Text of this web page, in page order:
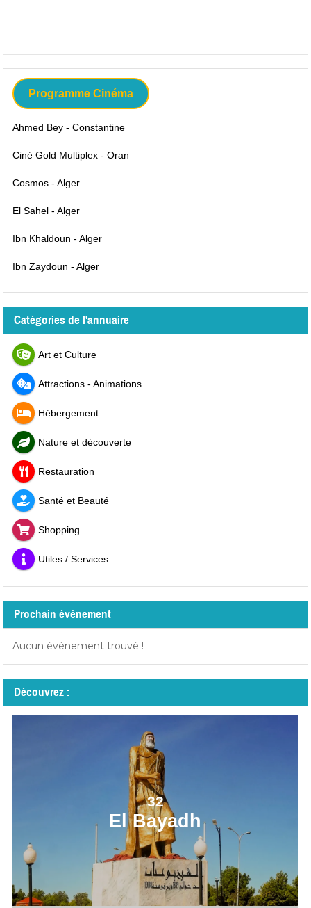
Programme Cinéma
Ahmed Bey - Constantine
Ciné Gold Multiplex - Oran
Cosmos - Alger
El Sahel - Alger
Ibn Khaldoun - Alger
Ibn Zaydoun - Alger
Catégories de l'annuaire
Art et Culture
Attractions - Animations
Hébergement
Nature et découverte
Restauration
Santé et Beauté
Shopping
Utiles / Services
Prochain événement
Aucun événement trouvé !
Découvrez :
32
El Bayadh